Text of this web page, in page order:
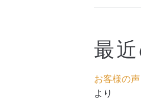
最
お客様の声
より